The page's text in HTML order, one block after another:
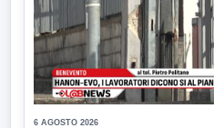
6 AGOSTO 2026